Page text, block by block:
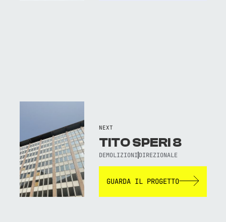
NEXT
TITO SPERI 8
DEMOLIZIONI DIREZIONALE
GUARDA IL PROGETTO